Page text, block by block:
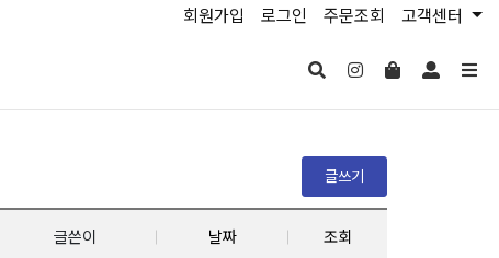
회원가입 로그인 주문조회 고객센터
글쓰기
글쓴이 날짜 조회